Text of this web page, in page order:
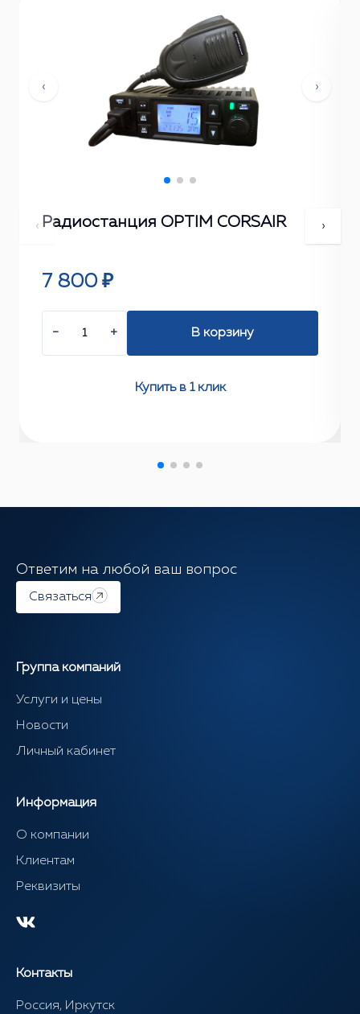
‹ ›
Радиостанция OPTIM CORSAIR
7 800 ₽
− + В корзину
Купить в 1 клик
‹ ›
Ответим на любой ваш вопрос
Связаться
Группа компаний
Услуги и цены
Новости
Личный кабинет
Информация
О компании
Клиентам
Реквизиты
Контакты
Россия, Иркутск